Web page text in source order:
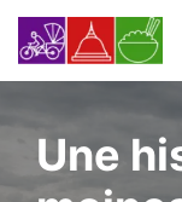
Skip
content
Une